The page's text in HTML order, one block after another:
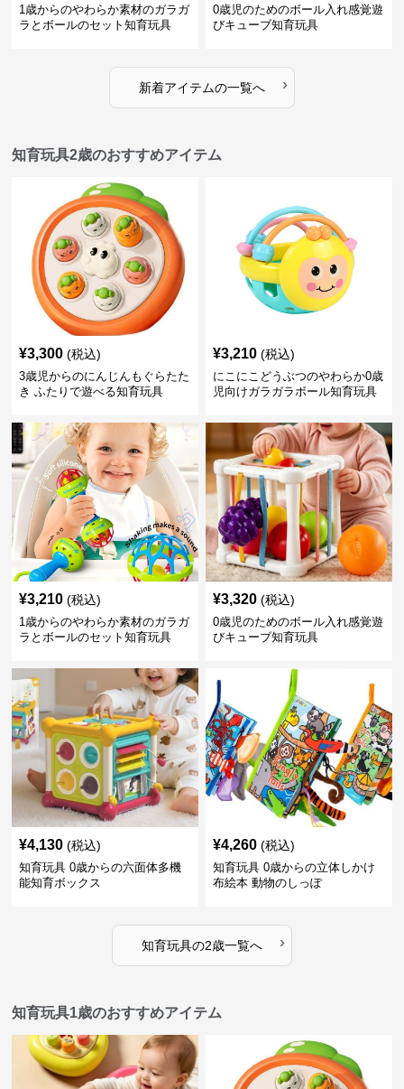
1歳からのやわらか素材のガラガ
ラとボールのセット知育玩具
0歳児のためのボール入れ感覚遊
びキューブ知育玩具
新着アイテムの一覧へ ›
知育玩具2歳のおすすめアイテム
¥3,300 (税込)
3歳児からのにんじんもぐらたた
き ふたりで遊べる知育玩具
¥3,210 (税込)
にこにこどうぶつのやわらか0歳
児向けガラガラボール知育玩具
¥3,210 (税込)
1歳からのやわらか素材のガラガ
ラとボールのセット知育玩具
¥3,320 (税込)
0歳児のためのボール入れ感覚遊
びキューブ知育玩具
¥4,130 (税込)
知育玩具 0歳からの六面体多機
能知育ボックス
¥4,260 (税込)
知育玩具 0歳からの立体しかけ
布絵本 動物のしっぽ
知育玩具の2歳一覧へ ›
知育玩具1歳のおすすめアイテム